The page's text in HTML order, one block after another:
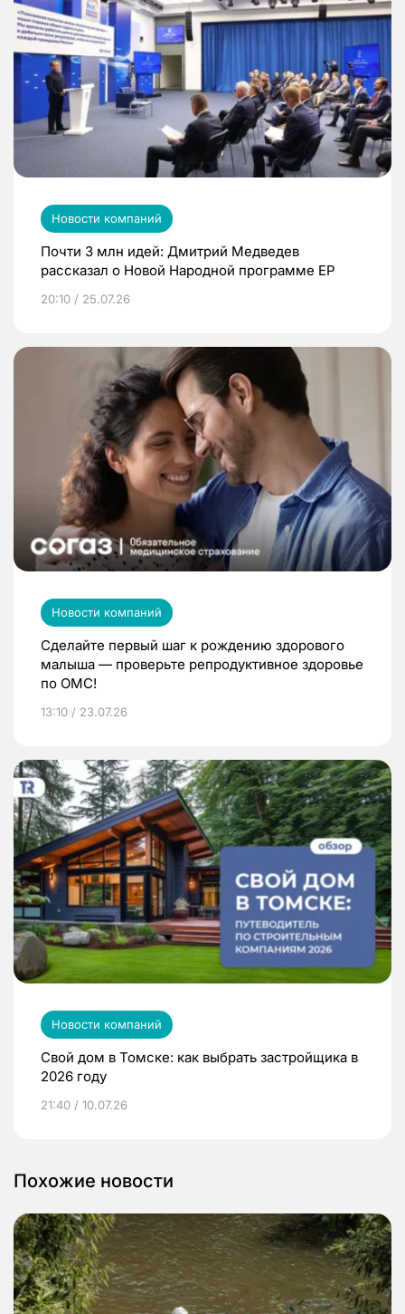
Новости компаний
Почти 3 млн идей: Дмитрий Медведев
рассказал о Новой Народной программе ЕР
20:10 / 25.07.26
Новости компаний
Сделайте первый шаг к рождению здорового
малыша — проверьте репродуктивное здоровье
по ОМС!
13:10 / 23.07.26
Новости компаний
Свой дом в Томске: как выбрать застройщика в
2026 году
21:40 / 10.07.26
Похожие новости